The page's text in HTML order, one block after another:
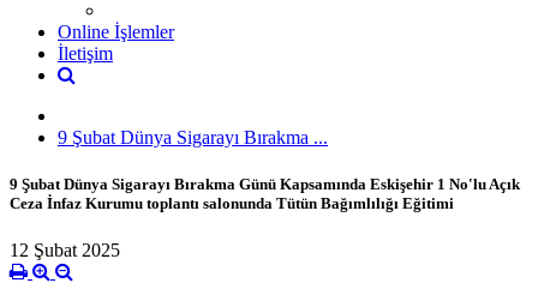
Online İşlemler
İletişim
9 Şubat Dünya Sigarayı Bırakma ...
9 Şubat Dünya Sigarayı Bırakma Günü Kapsamında Eskişehir 1 No'lu Açık
Ceza İnfaz Kurumu toplantı salonunda Tütün Bağımlılığı Eğitimi
12 Şubat 2025